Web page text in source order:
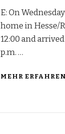
E: On
home in Hesse/
12:00 and
p.m. …
MEHR ERFAHREN